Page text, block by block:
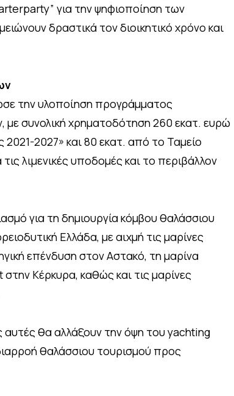
για την ψηφιοποίηση των
δραστικά τον διοικητικό χρόνο και
την υλοποίηση προγράμματος
με συνολική χρηματοδότηση 260 εκατ. ευρώ
2027» και 80 εκατ. από το Ταμείο
λιμενικές υποδομές και το περιβάλλον
για τη δημιουργία κόμβου θαλάσσιου
Ελλάδα, με αιχμή τις μαρίνες
επένδυση στον Αστακό, τη μαρίνα
Κέρκυρα, καθώς και τις μαρίνες
θα αλλάξουν την όψη του yachting
θαλάσσιου τουρισμού προς